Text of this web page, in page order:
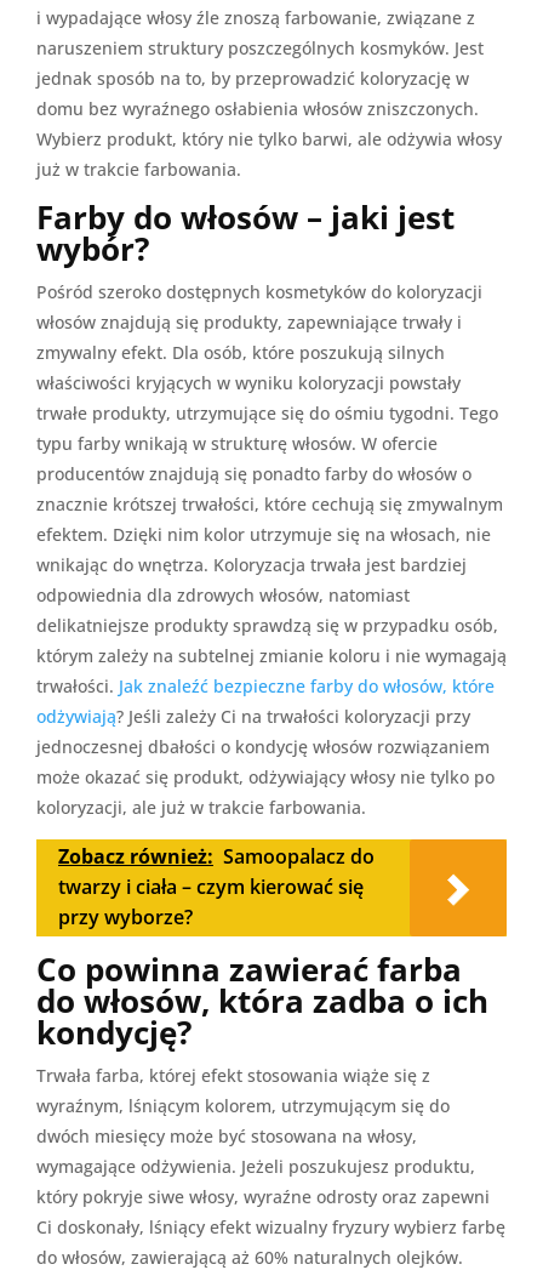
i wypadające włosy źle znoszą farbowanie, związane z
naruszeniem struktury poszczególnych kosmyków. Jest
jednak sposób na to, by przeprowadzić koloryzację w
domu bez wyraźnego osłabienia włosów zniszczonych.
Wybierz produkt, który nie tylko barwi, ale odżywia włosy
już w trakcie farbowania.
Farby do włosów – jaki jest
wybór?
Pośród szeroko dostępnych kosmetyków do koloryzacji
włosów znajdują się produkty, zapewniające trwały i
zmywalny efekt. Dla osób, które poszukują silnych
właściwości kryjących w wyniku koloryzacji powstały
trwałe produkty, utrzymujące się do ośmiu tygodni. Tego
typu farby wnikają w strukturę włosów. W ofercie
producentów znajdują się ponadto farby do włosów o
znacznie krótszej trwałości, które cechują się zmywalnym
efektem. Dzięki nim kolor utrzymuje się na włosach, nie
wnikając do wnętrza. Koloryzacja trwała jest bardziej
odpowiednia dla zdrowych włosów, natomiast
delikatniejsze produkty sprawdzą się w przypadku osób,
którym zależy na subtelnej zmianie koloru i nie wymagają
trwałości. Jak znaleźć bezpieczne farby do włosów, które
odżywiają? Jeśli zależy Ci na trwałości koloryzacji przy
jednoczesnej dbałości o kondycję włosów rozwiązaniem
może okazać się produkt, odżywiający włosy nie tylko po
koloryzacji, ale już w trakcie farbowania.
Zobacz również: Samoopalacz do
twarzy i ciała – czym kierować się
przy wyborze?
Co powinna zawierać farba
do włosów, która zadba o ich
kondycję?
Trwała farba, której efekt stosowania wiąże się z
wyraźnym, lśniącym kolorem, utrzymującym się do
dwóch miesięcy może być stosowana na włosy,
wymagające odżywienia. Jeżeli poszukujesz produktu,
który pokryje siwe włosy, wyraźne odrosty oraz zapewni
Ci doskonały, lśniący efekt wizualny fryzury wybierz farbę
do włosów, zawierającą aż 60% naturalnych olejków.